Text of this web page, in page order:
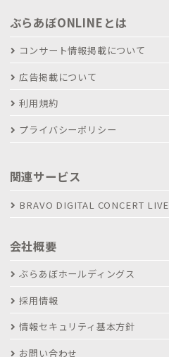
ぶらあぼONLINEとは
コンサート情報掲載について
広告掲載について
利用規約
プライバシーポリシー
関連サービス
BRAVO DIGITAL CONCERT LIVE
会社概要
ぶらあぼホールディングス
採用情報
情報セキュリティ基本方針
お問い合わせ